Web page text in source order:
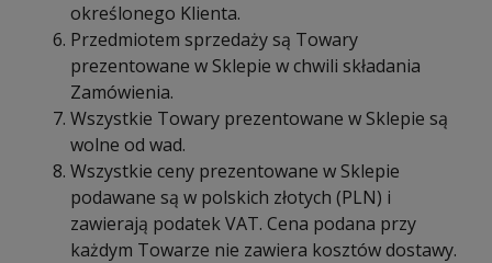
określonego Klienta.
Przedmiotem sprzedaży są Towary
prezentowane w Sklepie w chwili składania
Zamówienia.
Wszystkie Towary prezentowane w Sklepie są
wolne od wad.
Wszystkie ceny prezentowane w Sklepie
podawane są w polskich złotych (PLN) i
zawierają podatek VAT. Cena podana przy
każdym Towarze nie zawiera kosztów dostawy.